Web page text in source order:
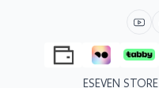
ESEVEN STORE